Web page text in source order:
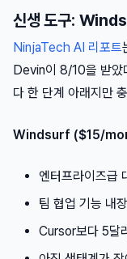
신생 도구:
NinjaTech AI 리포트
Devin이 8/10을 받
다 한 단계 아래지만
Windsurf ($15/
엔터프라이즈급
팀 협업 기능 내장
Cursor보다 5달